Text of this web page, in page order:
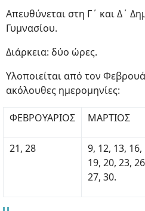
Aπευθύνεται στη Γ΄ και Δ΄
Γυμνασίου.
Διάρκεια: δύο ώρες.
Υλοποιείται από τον
ακόλουθες ημερομηνίες:
ΦΕΒΡΟΥΑΡΙΟΣ ΜΑΡΤΙΟΣ
21, 28
9, 12, 13, 16,
19, 20, 23,
27, 30.